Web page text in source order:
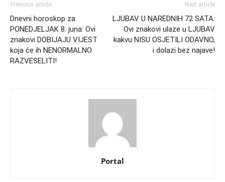
Previous article
Dnevni horoskop za
PONEDJELJAK 8. juna: Ovi
znakovi DOBIJAJU VIJEST
koja će ih NENORMALNO
RAZVESELITI!
Next article
LJUBAV U NAREDNIH 72 SATA:
Ovi znakovi ulaze u LJUBAV
kakvu NISU OSJETILI ODAVNO,
i dolazi bez najave!
Portal